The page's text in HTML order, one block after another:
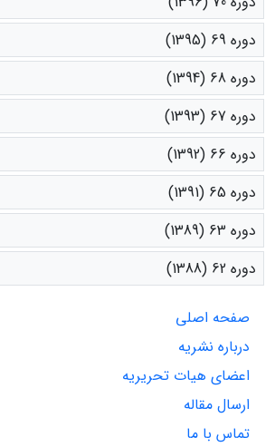
دوره 69 (1395)
دوره 68 (1394)
دوره 67 (1393)
دوره 66 (1392)
دوره 65 (1391)
دوره 63 (1389)
دوره 62 (1388)
صفحه اصلی
درباره نشریه
اعضای هیات تحریریه
ارسال مقاله
تماس با ما